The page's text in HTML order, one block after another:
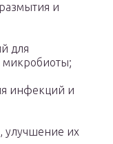
и
для
инфекций и
улучшение их